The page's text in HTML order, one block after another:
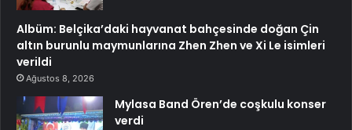
Albüm: Belçika’daki hayvanat bahçesinde doğan Çin
altın burunlu maymunlarına Zhen Zhen ve Xi Le isimleri
verildi
Ağustos 8, 2026
Mylasa Band Ören’de coşkulu konser
verdi